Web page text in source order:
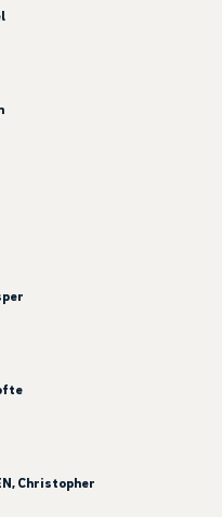
Christopher